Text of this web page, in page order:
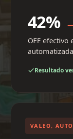
42%
OEE efectivo
Resultado
VALEO,